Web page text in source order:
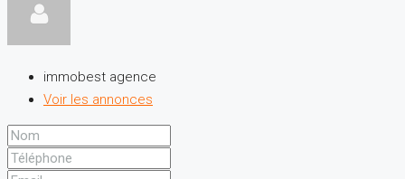
immobest agence
Voir les annonces